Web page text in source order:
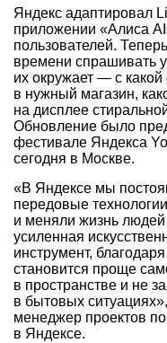
Яндекс адаптировал
приложении «Алиса
пользователей.
времени спрашивать
их окружает — с
в нужный магазин,
на дисплее
Обновление было
фестивале Яндекса
сегодня в Москве.
«В Яндексе мы
передовые
и меняли жизнь
усиленная
инструмент,
становится проще
в пространстве и не
в бытовых
менеджер проектов
в Яндексе.